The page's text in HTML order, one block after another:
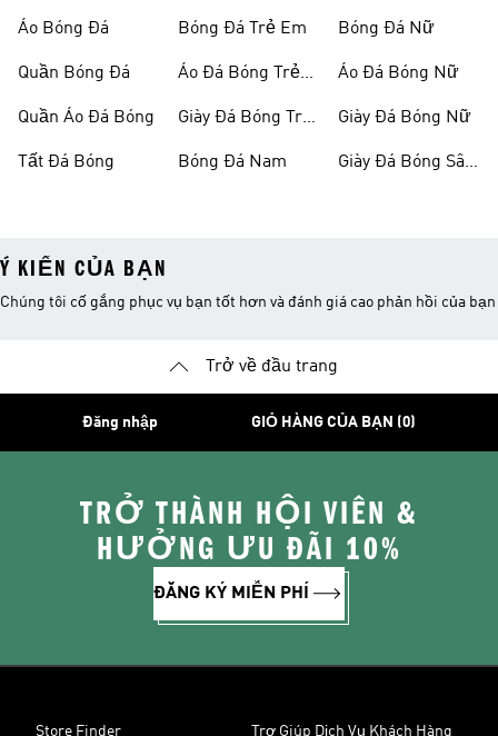
Áo Bóng Đá
Quần Bóng Đá
Quần Áo Đá Bóng
Tất Đá Bóng
Bóng Đá Trẻ Em
Áo Đá Bóng Trẻ
Giày Đá Bóng Trẻ
Bóng Đá Nam
Bóng Đá Nữ
Áo Đá Bóng Nữ
Giày Đá Bóng Nữ
Giày Đá Bóng Sân
Ý KIẾN CỦA BẠN
Chúng tôi cố gắng phục vụ bạn tốt hơn và đánh giá cao phản hồi của bạn
Trở về đầu trang
Đăng nhập GIỎ HÀNG CỦA BẠN (0)
TRỞ THÀNH HỘI VIÊN &
HƯỞNG ƯU ĐÃI 10%
ĐĂNG KÝ MIỄN PHÍ
Store Finder Trợ Giúp Dịch Vụ Khách Hàng